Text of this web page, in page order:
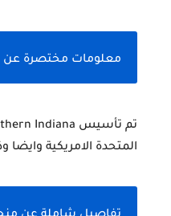
معلومات مختصرة عن  University of Southern Indiana
المتحدة الامريكية